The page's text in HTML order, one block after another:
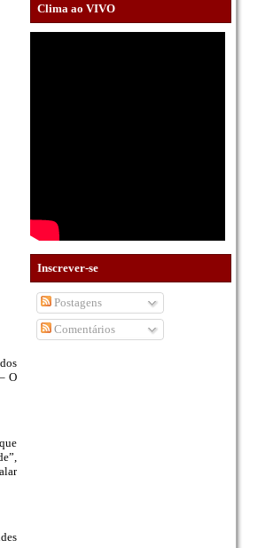
O
Clima ao VIVO
Inscrever-se
Postagens
Comentários